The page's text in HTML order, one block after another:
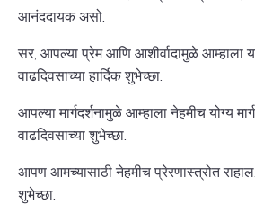
आनंददायक असो.
सर, आपल्या प्रेम आणि आशीर्वादामुळे आम्हाला
वाढदिवसाच्या हार्दिक शुभेच्छा.
आपल्या मार्गदर्शनामुळे आम्हाला नेहमीच योग्य
वाढदिवसाच्या शुभेच्छा.
आपण आमच्यासाठी नेहमीच प्रेरणास्त्रोत
शुभेच्छा.